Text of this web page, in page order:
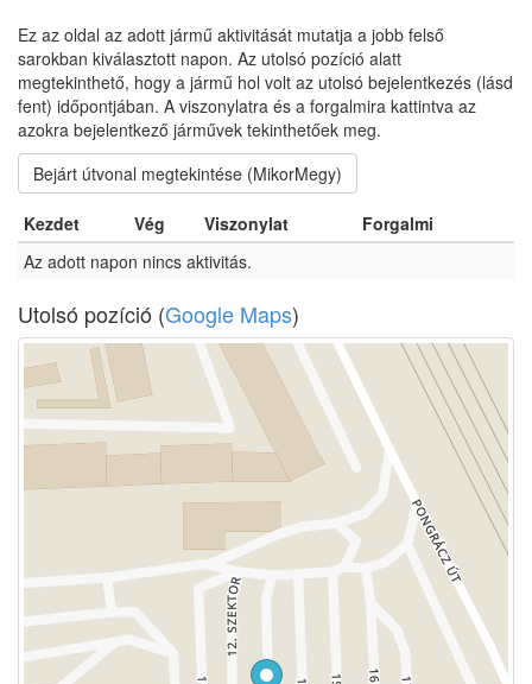
Ez az oldal az adott jármű aktivitását mutatja a jobb felső
sarokban kiválasztott napon. Az utolsó pozíció alatt
megtekinthető, hogy a jármű hol volt az utolsó bejelentkezés (lásd
fent) időpontjában. A viszonylatra és a forgalmira kattintva az
azokra bejelentkező járművek tekinthetőek meg.
Bejárt útvonal megtekintése (MikorMegy)
Kezdet Vég Viszonylat
Forgalmi
Az adott napon nincs aktivitás.
Utolsó pozíció (Google Maps)